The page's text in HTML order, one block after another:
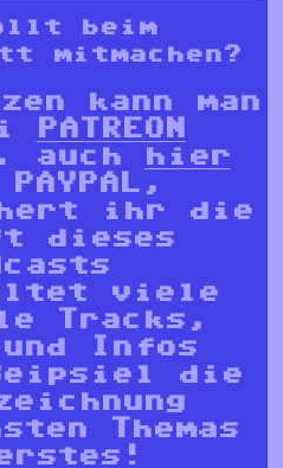
beim
mitmachen?
kann man
PATREON
auch
hier
ihr die
dieses
viele
Tracks,
Infos
die
Themas